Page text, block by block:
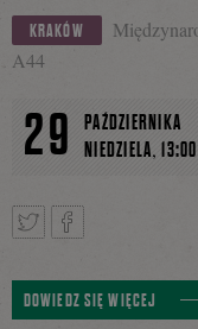
KRAKÓW
A44
29
PAŹDZIERNIKA
NIEDZIELA,13:00
TweetnijPodziel
DOWIEDZ SIĘ WIĘCEJ